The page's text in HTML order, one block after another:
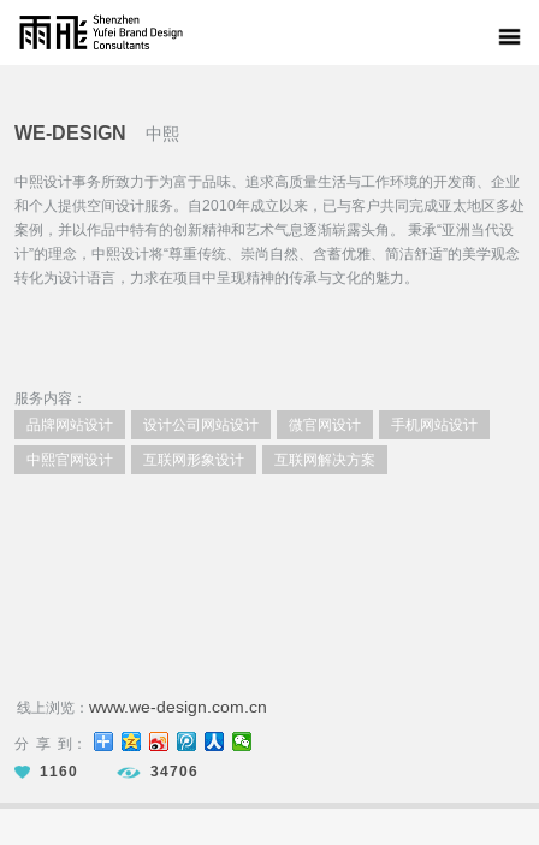
WE-DESIGN 中熙
中熙设计事务所致力于为富于品味、追求高质量生活与工作环境的开发商、企业
和个人提供空间设计服务。自2010年成立以来，已与客户共同完成亚太地区多处
案例，并以作品中特有的创新精神和艺术气息逐渐崭露头角。 秉承“亚洲当代设
计”的理念，中熙设计将“尊重传统、崇尚自然、含蓄优雅、简洁舒适”的美学观念
转化为设计语言，力求在项目中呈现精神的传承与文化的魅力。
服务内容：
品牌网站设计
设计公司网站设计 微官网设计 手机网站设计
中熙官网设计 互联网形象设计 互联网解决方案
线上浏览： www.we-design.com.cn
分 享 到：
1160
34706